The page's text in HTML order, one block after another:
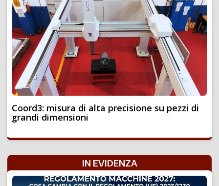
Coord3: misura di alta precisione su pezzi di
grandi dimensioni
IN EVIDENZA